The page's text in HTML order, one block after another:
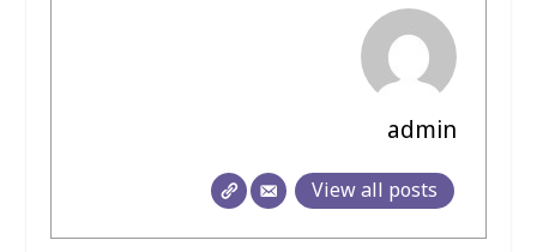
admin
View all posts